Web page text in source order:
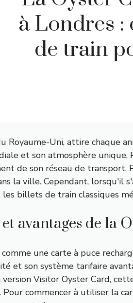
à Londres :
de train
Royaume-Uni, attire chaque
et son atmosphère
de son réseau de
la ville. Cependant, lorsqu'il
billets de train classiques
avantages de la
une carte à puce
et son système tarifaire
version Visitor Oyster Card,
commencer à utiliser la